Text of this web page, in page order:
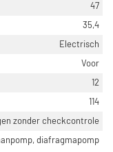
47
35,4
Electrisch
Voor
12
114
zonder checkcontrole
diafragmapomp